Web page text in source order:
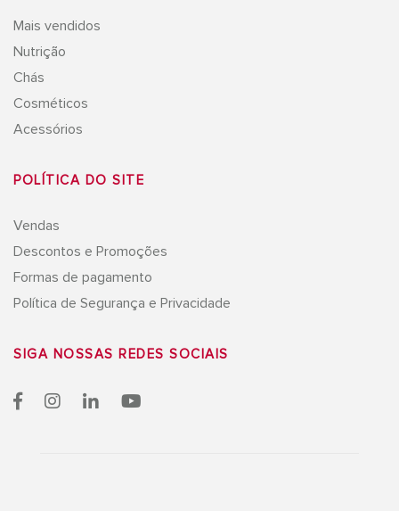
Mais vendidos
Nutrição
Chás
Cosméticos
Acessórios
POLÍTICA DO SITE
Vendas
Descontos e Promoções
Formas de pagamento
Política de Segurança e Privacidade
SIGA NOSSAS REDES SOCIAIS